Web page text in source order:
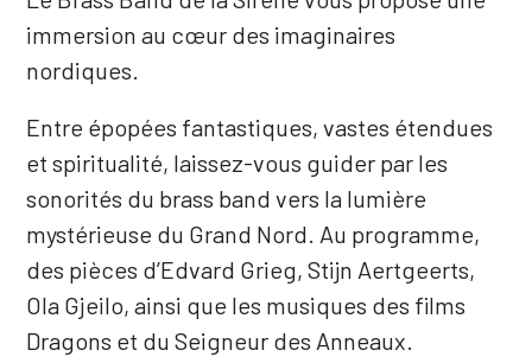
immersion au cœur des imaginaires
nordiques.
Entre épopées fantastiques, vastes étendues
et spiritualité, laissez-vous guider par les
sonorités du brass band vers la lumière
mystérieuse du Grand Nord. Au programme,
des pièces d’Edvard Grieg, Stijn Aertgeerts,
Ola Gjeilo, ainsi que les musiques des films
Dragons et du Seigneur des Anneaux.